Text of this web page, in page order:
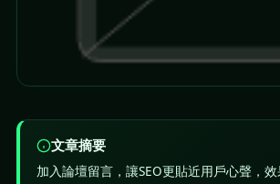
文章摘要
加入論壇留言，讓SEO更貼近用戶心聲，效